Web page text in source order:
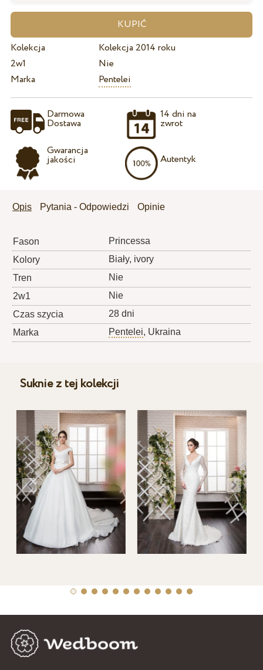
Kolekcja
Kolekcja 2014 roku
2w1
Nie
Marka
Pentelei
Darmowa
Dostawa
Gwarancja
jakości
14 dni na
zwrot
Autentyk
Opis Pytania - Odpowiedzi Opinie
Fason
Princessa
Kolory
Biały, ivory
Tren
Nie
2w1
Nie
Czas szycia
28 dni
Marka
Pentelei, Ukraina
Suknie z tej kolekcji